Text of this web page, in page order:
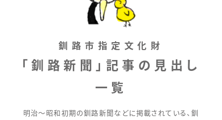
釧路市指定文化財
「釧路新聞」記事の見出し
一覧
明治～昭和初期の釧路新聞などに掲載されている、釧